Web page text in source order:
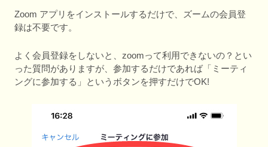
Zoom アプリをインストールするだけで、ズームの会員登
録は不要です。
よく会員登録をしないと、zoomって利用できないの？とい
った質問がありますが、参加するだけであれば「ミーティ
ングに参加する」というボタンを押すだけでOK!